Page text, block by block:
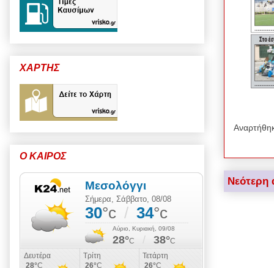
Νεότερη
ΧΑΡΤΗΣ
Ο ΚΑΙΡΟΣ